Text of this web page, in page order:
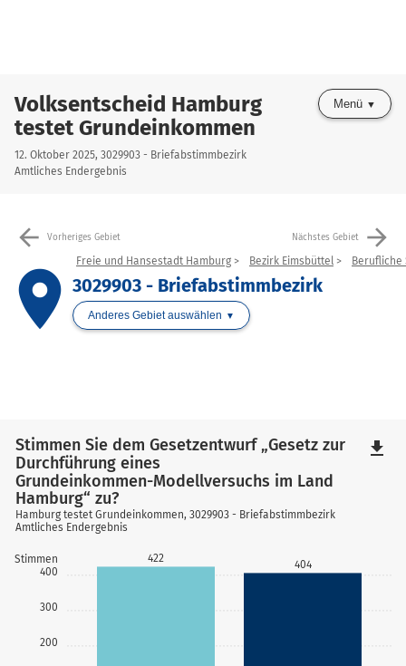
Volksentscheid Hamburg
testet Grundeinkommen
12. Oktober 2025, 3029903 - Briefabstimmbezirk
Amtliches Endergebnis
Menü
arrow_back Vorheriges Gebiet Nächstes Gebiet arrow_forward
place
Freie und Hansestadt Hamburg Bezirk Eimsbüttel Berufliche
3029903 - Briefabstimmbezirk
Anderes Gebiet auswählen
200
300
400
Stimmen 422 404
Stimmen Sie dem Gesetzentwurf „Gesetz zur
Durchführung eines
Grundeinkommen-Modellversuchs im Land
Hamburg“ zu?
Hamburg testet Grundeinkommen, 3029903 - Briefabstimmbezirk
Amtliches Endergebnis
file_download